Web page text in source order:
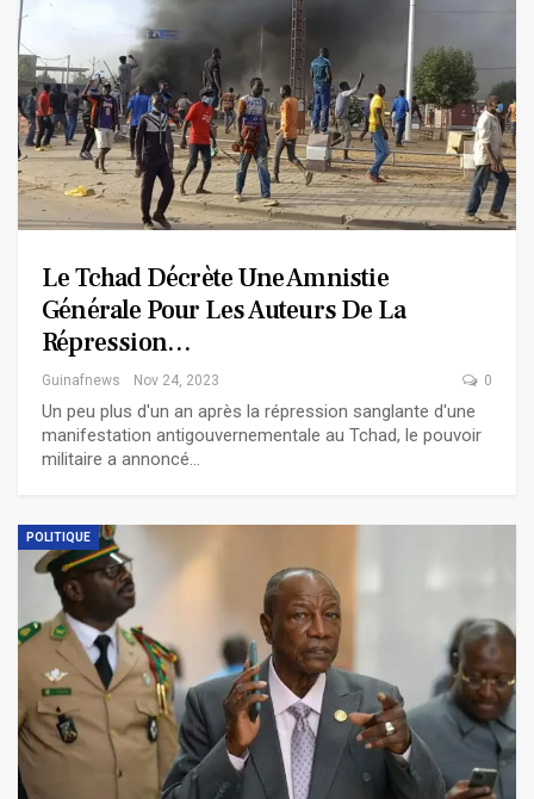
Le Tchad Décrète Une Amnistie
Générale Pour Les Auteurs De La
Répression…
Guinafnews Nov 24, 2023 0
Un peu plus d'un an après la répression sanglante d'une
manifestation antigouvernementale au Tchad, le pouvoir
militaire a annoncé…
POLITIQUE